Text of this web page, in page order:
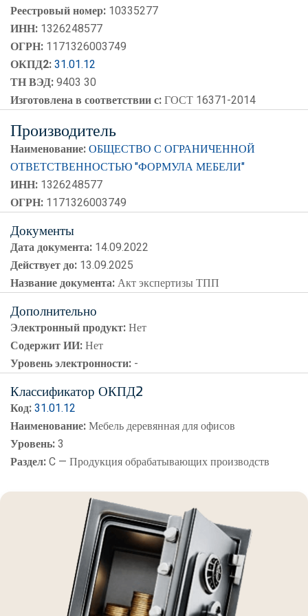
Реестровый номер: 10335277
ИНН: 1326248577
ОГРН: 1171326003749
ОКПД2:31.01.12
ТН ВЭД:9403 30
Изготовлена в соответствии с:ГОСТ 16371-2014
Производитель
Наименование:ОБЩЕСТВО С ОГРАНИЧЕННОЙ
ОТВЕТСТВЕННОСТЬЮ "ФОРМУЛА МЕБЕЛИ"
ИНН: 1326248577
ОГРН: 1171326003749
Документы
Дата документа: 14.09.2022
Действует до: 13.09.2025
Название документа:Акт экспертизы ТПП
Дополнительно
Электронный продукт:Нет
Содержит ИИ:Нет
Уровень электронности: -
Классификатор ОКПД2
Код:31.01.12
Наименование:Мебель деревянная для офисов
Уровень:3
Раздел:C — Продукция обрабатывающих производств